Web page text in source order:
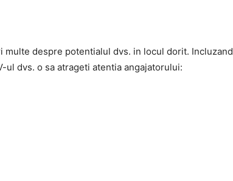
despre potentialul dvs. in locul dorit. Incluzand
dvs. o sa atrageti atentia angajatorului: